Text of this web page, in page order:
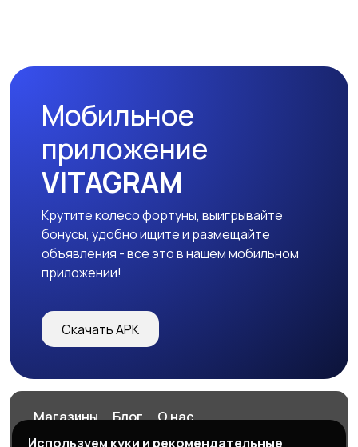
Мобильное
приложение
VITAGRAM
Крутите колесо фортуны, выигрывайте
бонусы, удобно ищите и размещайте
объявления - все это в нашем мобильном
приложении!
Скачать APK
Магазины Блог
О нас
Служба поддержки
Используем куки и рекомендательные